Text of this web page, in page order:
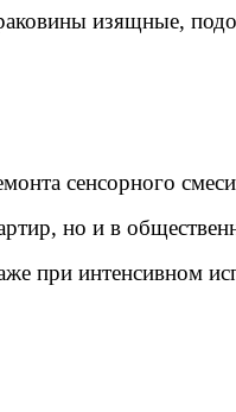
изящные,
сенсорного
но и в
при интенсивном